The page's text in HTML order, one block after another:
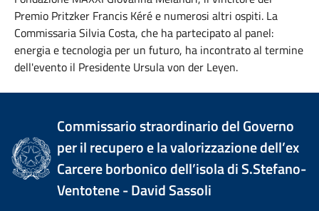
Premio Pritzker Francis Kéré e numerosi altri ospiti. La
Commissaria Silvia Costa, che ha partecipato al panel:
energia e tecnologia per un futuro, ha incontrato al termine
dell'evento il Presidente Ursulavon der Leyen.
Commissario straordinario del Governo
per il recupero e la valorizzazione dell’ex
Carcere borbonico dell’isola di S.Stefano-
Ventotene - David Sassoli